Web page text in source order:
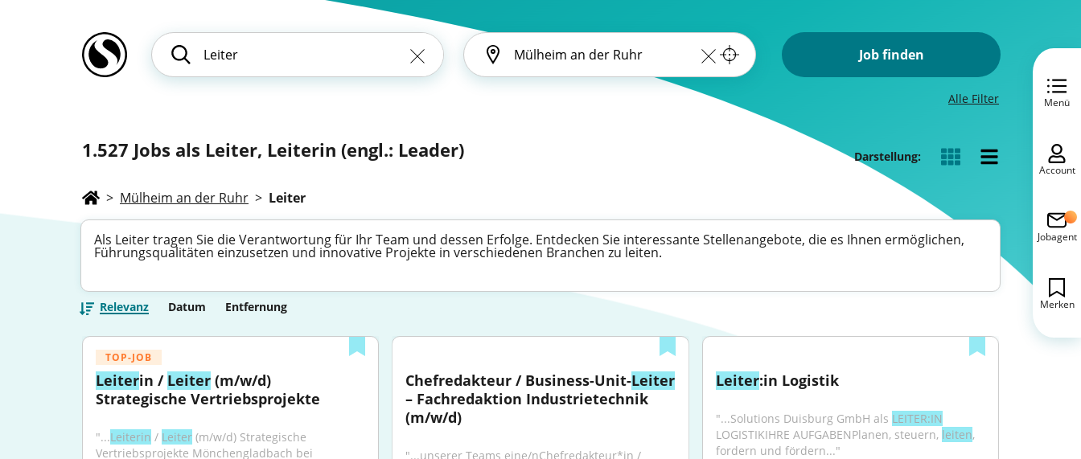
Job finden
Alle Filter
1.527 Jobs als Leiter, Leiterin (engl.: Leader) Darstellung:
> Mülheim an der Ruhr > Leiter
Als Leiter tragen Sie die Verantwortung für Ihr Team und dessen Erfolge. Entdecken Sie interessante Stellenangebote, die es Ihnen ermöglichen,
Führungsqualitäten einzusetzen und innovative Projekte in verschiedenen Branchen zu leiten.
Relevanz Datum Entfernung
TOP-JOB
Leiterin / Leiter (m/w/d)
Strategische Vertriebsprojekte
"...Leiterin / Leiter (m/w/d) Strategische
Vertriebsprojekte Mönchengladbach bei
Chefredakteur / Business-Unit-Leiter
– Fachredaktion Industrietechnik
(m/w/d)
"...unserer Teams eine/nChefredakteur*in /
Leiter:in Logistik
"...Solutions Duisburg GmbH als LEITER:IN
LOGISTIKIHRE AUFGABENPlanen, steuern, leiten,
fordern und fördern..."
Menü
Account
Jobagent
Merken